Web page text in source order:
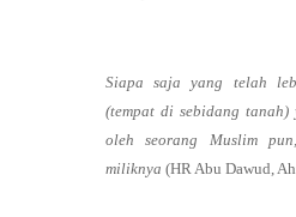
Siapa saja yang telah
(tempat di sebidang
oleh seorang Muslim
miliknya(HR Abu Dawud,